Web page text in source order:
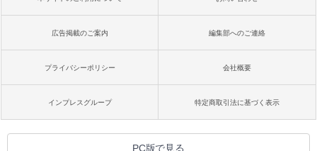
広告掲載のご案内 編集部へのご連絡
プライバシーポリシー 会社概要
インプレスグループ 特定商取引法に基づく表示
PC版で見る